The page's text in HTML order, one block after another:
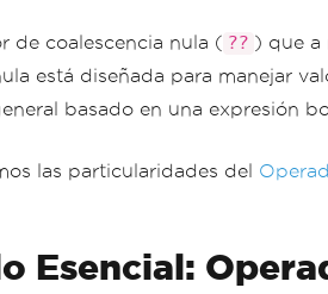
de coalescencia nula ( ?? ) que a
está diseñada para manejar
basado en una expresión
las particularidades del
Esencial: